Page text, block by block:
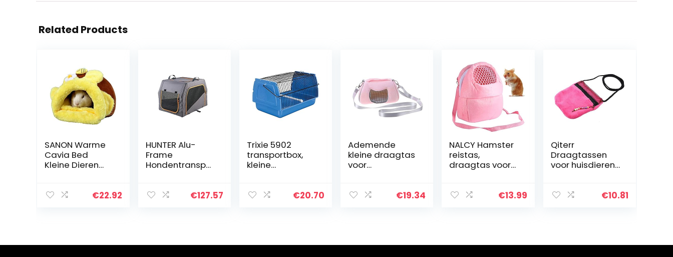
Related Products
SANON Warme
Cavia Bed
Kleine Dieren
Mini Kooi
€22.92
HUNTER Alu-
Frame
Hondentranspor
Antraciet/Oranj
€127.57
Trixie 5902
transportbox,
kleine
20 cm
€20.70
Ademende
kleine draagtas
voor
reishandtas
egel,
€19.34
NALCY Hamster
reistas,
draagtas voor
ademende
€13.99
Qiterr
Draagtassen
voor huisdieren,
slaapzakken,
(rood)
€10.81